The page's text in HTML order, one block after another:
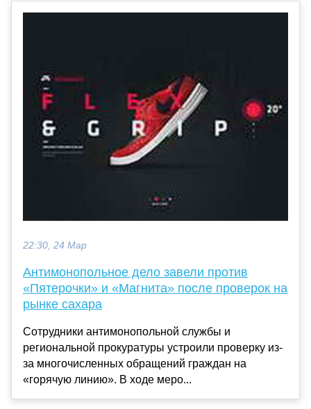
22:30, 24 Мар
Антимонопольное дело завели против
«Пятерочки» и «Магнита» после проверок на
рынке сахара
Сотрудники антимонопольной службы и
региональной прокуратуры устроили проверку из-
за многочисленных обращений граждан на
«горячую линию». В ходе меро...